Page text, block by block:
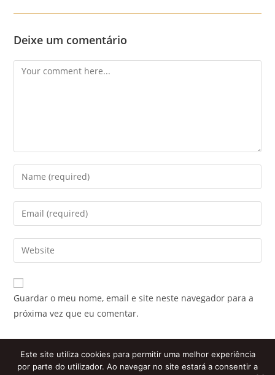
Deixe um comentário
Comment
Enter
your
name
comment
Enter
your
email
address
comment
Enter
your
website
URL
Guardar o meu nome, email e site neste navegador para a
próxima vez que eu comentar.
Este site utiliza cookies para permitir uma melhor experiência
por parte do utilizador. Ao navegar no site estará a consentir a